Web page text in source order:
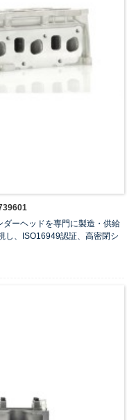
ーヘッドを専門に製造・供給
し、ISO16949認証、高密閉シ
の実用新案特許を取得していま